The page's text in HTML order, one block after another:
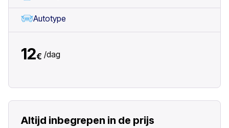
Autotype
12€ /dag
Altijd inbegrepen in de prijs